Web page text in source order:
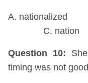
A.
C.
Question 10:
timing was not